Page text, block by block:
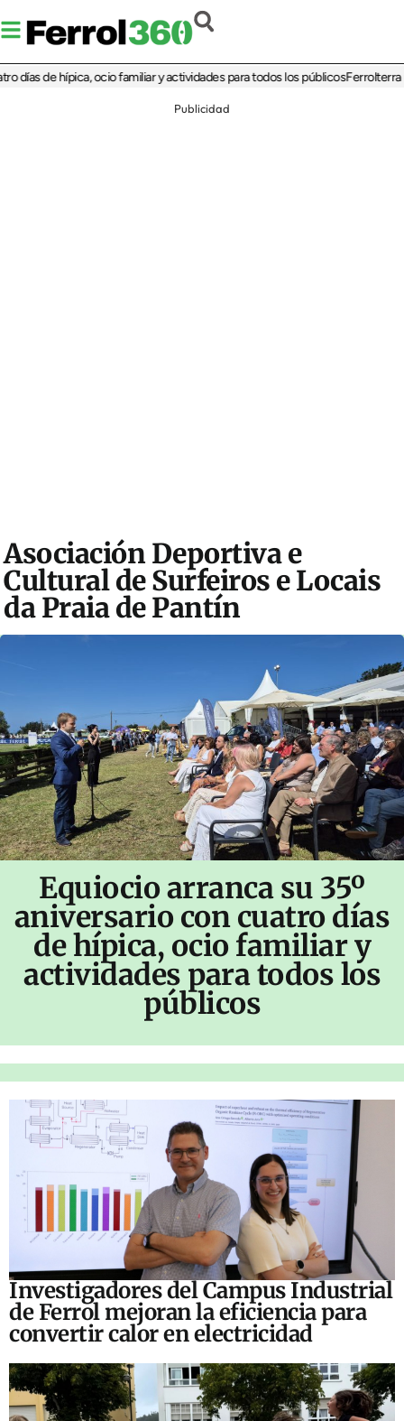
de hípica, ocio familiar y actividades para todos los públicosFerrolterra
Publicidad
Asociación Deportiva e
Cultural de Surfeiros e Locais
da Praia de Pantín
Equiocio arranca su 35º
aniversario con cuatro días
de hípica, ocio familiar y
actividades para todos los
públicos
Investigadores del Campus Industrial
de Ferrol mejoran la eficiencia para
convertir calor en electricidad